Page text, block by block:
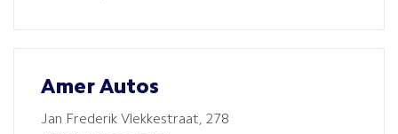
Amer Autos
Jan Frederik Vlekkestraat, 278